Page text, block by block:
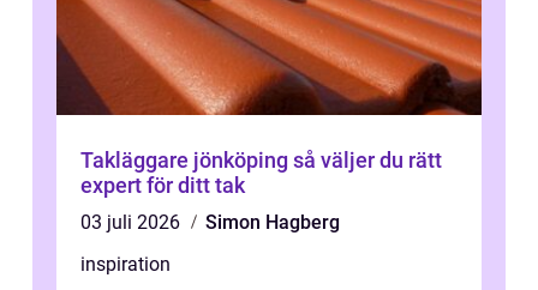
Takläggare jönköping så väljer du rätt
expert för ditt tak
03 juli 2026
Simon Hagberg
inspiration